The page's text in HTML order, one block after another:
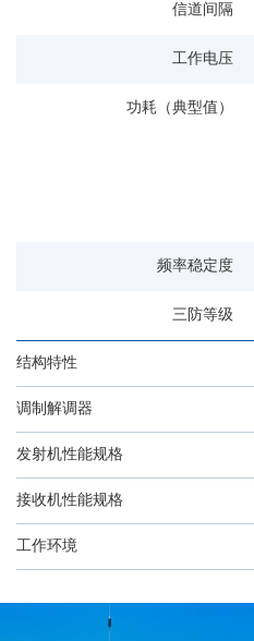
信道间隔
工作电压
功耗（典型值）
频率稳定度
三防等级
结构特性
调制解调器
发射机性能规格
接收机性能规格
工作环境